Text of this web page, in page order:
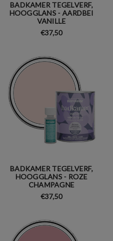
BADKAMER TEGELVERF,
HOOGGLANS - AARDBEI
VANILLE
€37,50
BADKAMER TEGELVERF,
HOOGGLANS - ROZE
CHAMPAGNE
€37,50